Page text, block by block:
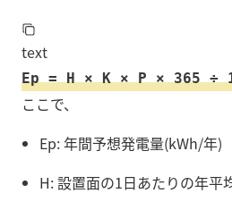
text
Ep = H × K × P × 365 ÷
ここで、
Ep: 年間予想発電量(kWh/年)
H: 設置面の1日あたりの年平